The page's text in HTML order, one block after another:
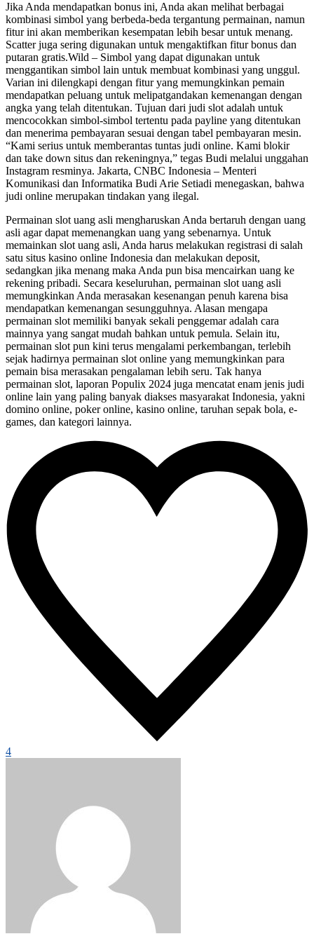
Jika Anda mendapatkan bonus ini, Anda akan melihat berbagai
kombinasi simbol yang berbeda-beda tergantung permainan, namun
fitur ini akan memberikan kesempatan lebih besar untuk menang.
Scatter juga sering digunakan untuk mengaktifkan fitur bonus dan
putaran gratis.Wild – Simbol yang dapat digunakan untuk
menggantikan simbol lain untuk membuat kombinasi yang unggul.
Varian ini dilengkapi dengan fitur yang memungkinkan pemain
mendapatkan peluang untuk melipatgandakan kemenangan dengan
angka yang telah ditentukan. Tujuan dari judi slot adalah untuk
mencocokkan simbol-simbol tertentu pada payline yang ditentukan
dan menerima pembayaran sesuai dengan tabel pembayaran mesin.
“Kami serius untuk memberantas tuntas judi online. Kami blokir
dan take down situs dan rekeningnya,” tegas Budi melalui unggahan
Instagram resminya. Jakarta, CNBC Indonesia – Menteri
Komunikasi dan Informatika Budi Arie Setiadi menegaskan, bahwa
judi online merupakan tindakan yang ilegal.
Permainan slot uang asli mengharuskan Anda bertaruh dengan uang
asli agar dapat memenangkan uang yang sebenarnya. Untuk
memainkan slot uang asli, Anda harus melakukan registrasi di salah
satu situs kasino online Indonesia dan melakukan deposit,
sedangkan jika menang maka Anda pun bisa mencairkan uang ke
rekening pribadi. Secara keseluruhan, permainan slot uang asli
memungkinkan Anda merasakan kesenangan penuh karena bisa
mendapatkan kemenangan sesungguhnya. Alasan mengapa
permainan slot memiliki banyak sekali penggemar adalah cara
mainnya yang sangat mudah bahkan untuk pemula. Selain itu,
permainan slot pun kini terus mengalami perkembangan, terlebih
sejak hadirnya permainan slot online yang memungkinkan para
pemain bisa merasakan pengalaman lebih seru. Tak hanya
permainan slot, laporan Populix 2024 juga mencatat enam jenis judi
online lain yang paling banyak diakses masyarakat Indonesia, yakni
domino online, poker online, kasino online, taruhan sepak bola, e-
games, dan kategori lainnya.
4